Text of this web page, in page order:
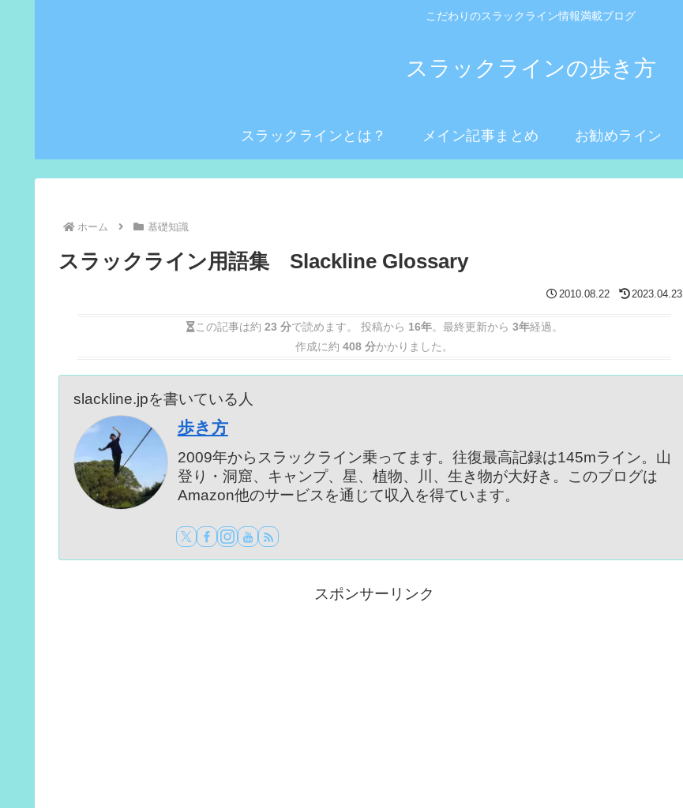
こだわりのスラックライン情報満載ブログ
スラックラインの歩き方
スラックラインとは？ メイン記事まとめ お勧めライン
ホーム 基礎知識
スラックライン用語集 Slackline Glossary
2010.08.22 2023.04.23
この記事は約 23 分で読めます。 投稿から 16年。最終更新から 3年経過。
作成に約 408 分かかりました。
slackline.jpを書いている人
歩き方
2009年からスラックライン乗ってます。往復最高記録は145mライン。山
登り・洞窟、キャンプ、星、植物、川、生き物が大好き。このブログは
Amazon他のサービスを通じて収入を得ています。
スポンサーリンク